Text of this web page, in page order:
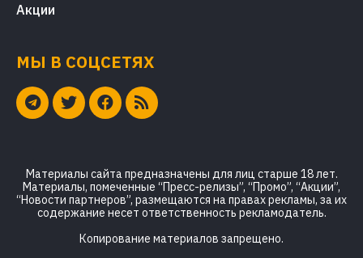
Акции
МЫ В СОЦСЕТЯХ
Материалы сайта предназначены для лиц старше 18 лет.
Материалы, помеченные “Пресс-релизы”, “Промо”, “Акции”,
“Новости партнеров”, размещаются на правах рекламы, за их
содержание несет ответственность рекламодатель.
Копирование материалов запрещено.